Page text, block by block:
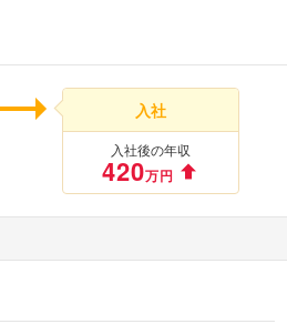
入社
入社後の年収
420万円